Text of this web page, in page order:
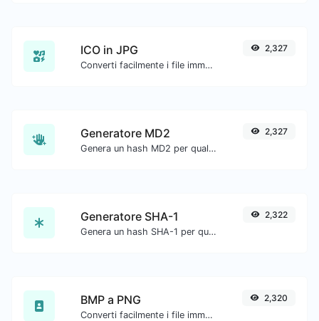
ICO in JPG
Converti facilmente i file immagine ICO in JPG.
2,327
Generatore MD2
Genera un hash MD2 per qualsiasi input di stringa.
2,327
Generatore SHA-1
Genera un hash SHA-1 per qualsiasi input di stringa.
2,322
BMP a PNG
Converti facilmente i file immagine BMP in PNG.
2,320